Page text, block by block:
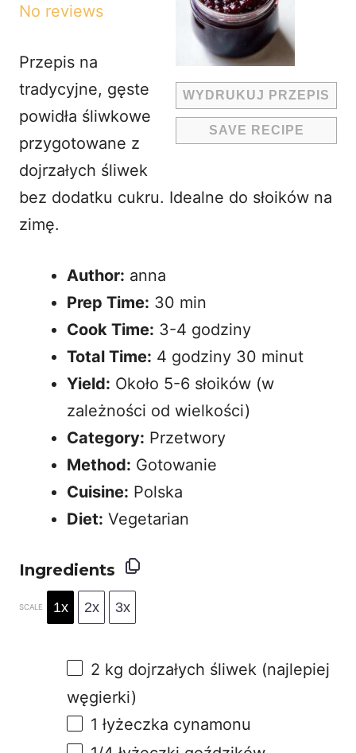
WYDRUKUJ PRZEPIS
SAVE RECIPE
No reviews
Przepis na
tradycyjne, gęste
powidła śliwkowe
przygotowane z
dojrzałych śliwek
bez dodatku cukru. Idealne do słoików na
zimę.
Author: anna
Prep Time: 30 min
Cook Time: 3-4 godziny
Total Time: 4 godziny 30 minut
Yield: Około 5-6 słoików (w
zależności od wielkości)
Category: Przetwory
Method: Gotowanie
Cuisine: Polska
Diet: Vegetarian
Ingredients
SCALE 1x 2x 3x
2 kg dojrzałych śliwek (najlepiej
węgierki)
1 łyżeczka cynamonu